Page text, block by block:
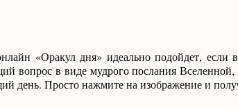
«Оракул дня» идеально подойдет,
вопрос в виде мудрого послания
день. Просто нажмите на изображение и